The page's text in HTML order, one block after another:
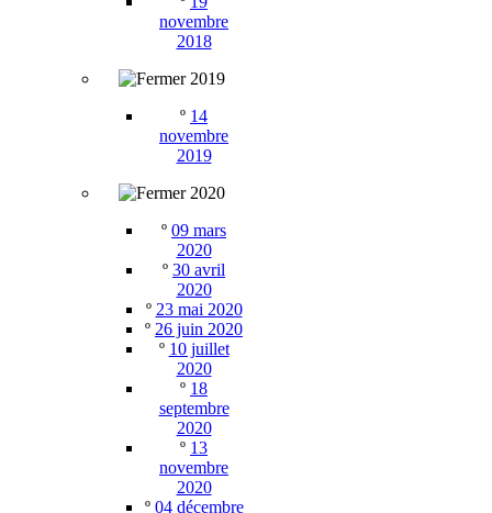
novembre
2018
2019
º 14
novembre
2019
2020
º 09 mars
2020
º 30 avril
2020
º 23 mai 2020
º 26 juin 2020
º 10 juillet
2020
º 18
septembre
2020
º 13
novembre
2020
º 04 décembre